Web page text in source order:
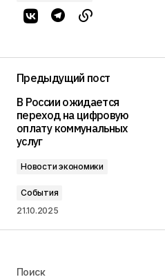
Предыдущий пост
В России ожидается
переход на цифровую
оплату коммунальных
услуг
Новости экономики
События
21.10.2025
Поиск